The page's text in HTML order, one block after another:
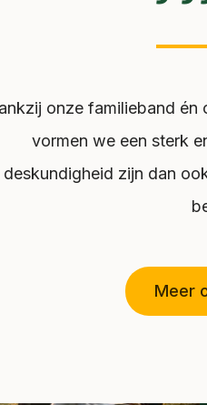
onze familieband
vormen we een sterk
deskundigheid zijn dan
Meer